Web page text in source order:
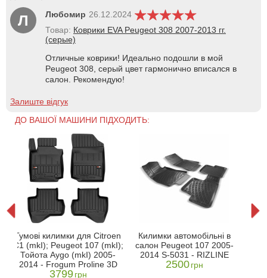
Л Любомир 26.12.2024
Товар: Коврики EVA Peugeot 308 2007-2013 гг.
(серые)
Отличные коврики! Идеально подошли в мой
Peugeot 308, серый цвет гармонично вписался в
салон. Рекомендую!
Залиште відгук
ДО ВАШОЇ МАШИНИ ПІДХОДИТЬ:
Гумові килимки для Citroen
C1 (mkI); Peugeot 107 (mkI);
Тойота Aygo (mkI) 2005-
2014 - Frogum Proline 3D
3799 грн
Килимки автомобільні в
салон Peugeot 107 2005-
2014 S-5031 - RIZLINE
2500 грн